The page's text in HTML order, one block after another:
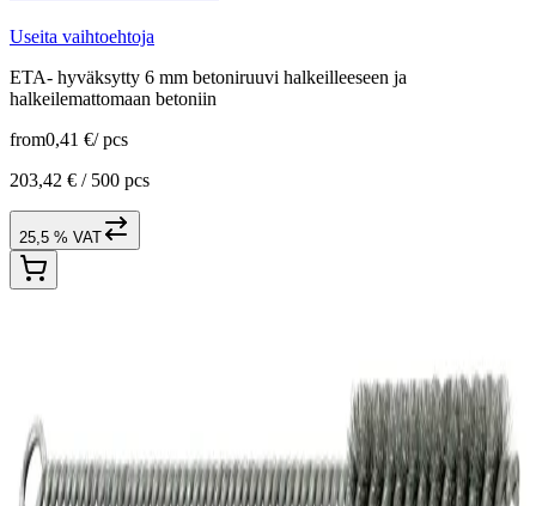
Useita vaihtoehtoja
ETA- hyväksytty 6 mm betoniruuvi halkeilleeseen ja
halkeilemattomaan betoniin
from0,41 €/ pcs
203,42 € / 500 pcs
25,5 % VAT